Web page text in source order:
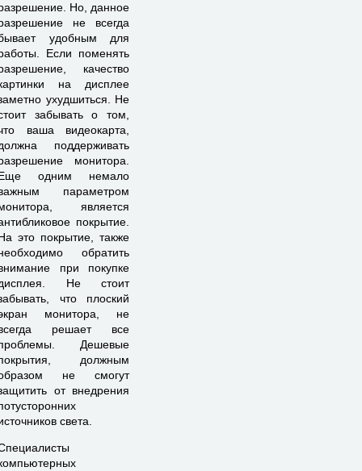
Но, данное
не всегда
удобным для
Если поменять
качество
на дисплее
ухудшиться. Не
забывать о том,
ваша видеокарта,
поддерживать
монитора.
одним немало
параметром
является
покрытие.
это покрытие, также
обратить
при покупке
Не стоит
что плоский
монитора, не
решает все
Дешевые
должным
не смогут
от внедрения
света.